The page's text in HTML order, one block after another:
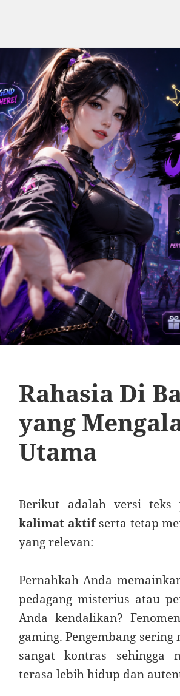
Rahasia Di
yang
Utama
Berikut adalah versi teks
kalimat aktifserta tetap
yang relevan:
Pernahkah Anda
pedagang misterius atau
Anda kendalikan?
gaming. Pengembang
sangat kontras sehingga
terasa lebih hidup dan